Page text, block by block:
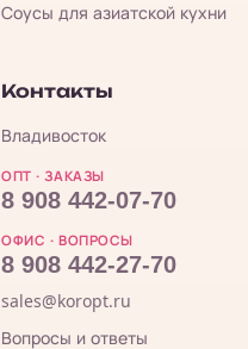
Соусы для азиатской кухни
Контакты
Владивосток
ОПТ · ЗАКАЗЫ
8 908 442-07-70
ОФИС · ВОПРОСЫ
8 908 442-27-70
sales@koropt.ru
Вопросы и ответы